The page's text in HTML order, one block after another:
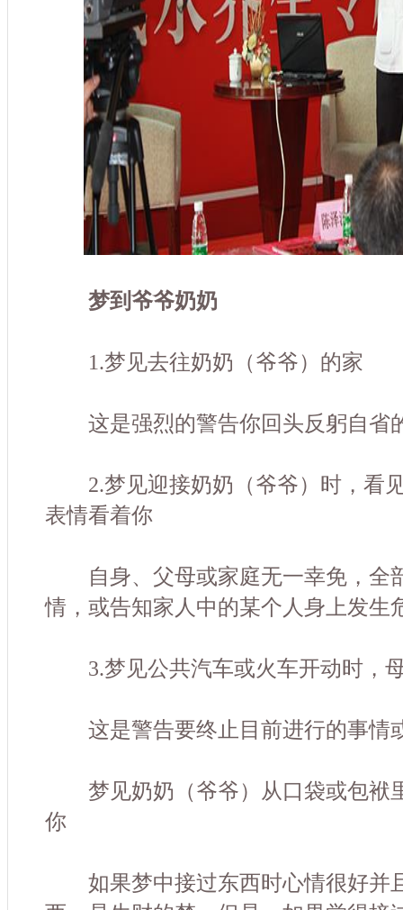
梦到爷爷奶奶
1.梦见去往奶奶（爷爷）的家
这是强烈的警告你回头反躬自省
2.梦见迎接奶奶（爷爷）时，看
表情看着你
自身、父母或家庭无一幸免，全
情，或告知家人中的某个人身上发生
3.梦见公共汽车或火车开动时，
这是警告要终止目前进行的事情
梦见奶奶（爷爷）从口袋或包袱
你
如果梦中接过东西时心情很好并